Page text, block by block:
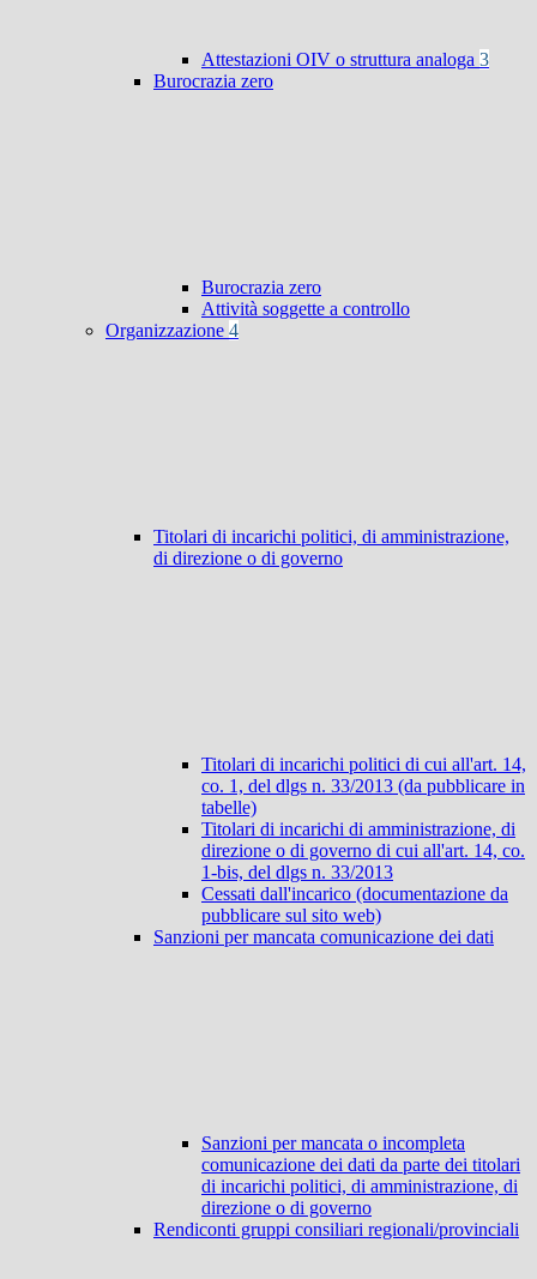
Attestazioni OIV o struttura analoga 3
Burocrazia zero
Burocrazia zero
Attività soggette a controllo
Organizzazione 4
Titolari di incarichi politici, di amministrazione,
di direzione o di governo
Titolari di incarichi politici di cui all'art. 14,
co. 1, del dlgs n. 33/2013 (da pubblicare in
tabelle)
Titolari di incarichi di amministrazione, di
direzione o di governo di cui all'art. 14, co.
1-bis, del dlgs n. 33/2013
Cessati dall'incarico (documentazione da
pubblicare sul sito web)
Sanzioni per mancata comunicazione dei dati
Sanzioni per mancata o incompleta
comunicazione dei dati da parte dei titolari
di incarichi politici, di amministrazione, di
direzione o di governo
Rendiconti gruppi consiliari regionali/provinciali